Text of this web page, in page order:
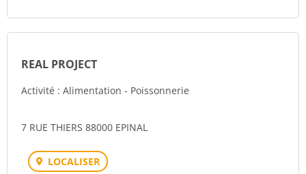
REAL PROJECT
Activité : Alimentation - Poissonnerie
7 RUE THIERS 88000 EPINAL
LOCALISER